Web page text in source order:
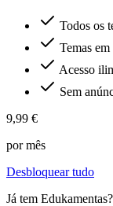
Todos os
Temas
Acesso
Sem
9,99 €
por mês
Desbloquear tudo
Já tem Edukamentas?